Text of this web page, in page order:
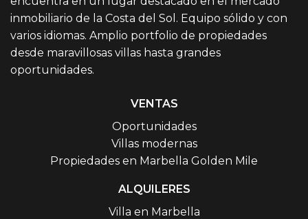
inmobiliario de la Costa del Sol. Equipo sólido y con
varios idiomas. Amplio portfolio de propiedades
desde maravillosas villas hasta grandes
oportunidades.
VENTAS
Oportunidades
Villas modernas
Propiedades en Marbella Golden Mile
ALQUILERES
Villa en Marbella